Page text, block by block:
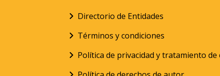
Directorio de Entidades
Términos y condiciones
Política de privacidad y tratamiento